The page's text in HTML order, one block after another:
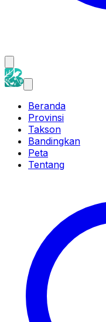
Beranda
Provinsi
Takson
Bandingkan
Peta
Tentang